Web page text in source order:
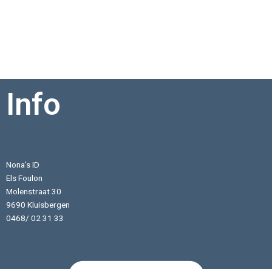
Info
Nona’s ID
Els Foulon
Molenstraat 30
9690 Kluisbergen
0468/ 02 31 33